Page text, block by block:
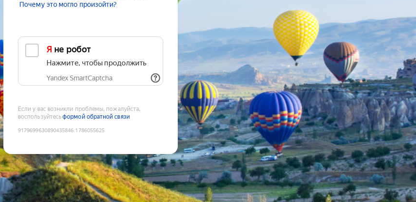
Почему это могло произойти?
Я не робот
Нажмите, чтобы продолжить
Yandex SmartCaptcha
Если у вас возникли проблемы, пожалуйста,
воспользуйтесьформой обратной связи
9179699630890435846:1786055625